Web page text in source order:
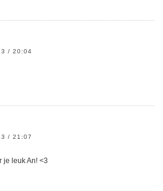
/ 20:04
/ 21:07
je leuk An! <3